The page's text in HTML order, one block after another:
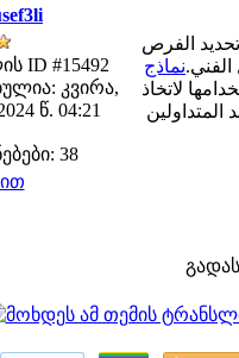
ID #15492
კვირა,
წ. 04:21
38
الفرص
الفني.نماذج
لاتخاذ